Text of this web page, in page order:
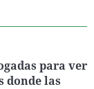
para ver
donde las